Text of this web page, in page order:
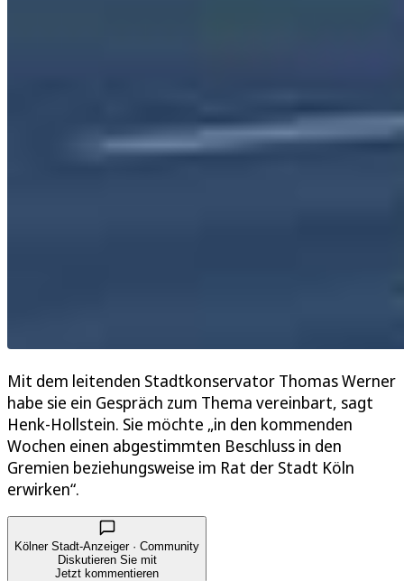
Mit dem leitenden Stadtkonservator Thomas Werner
habe sie ein Gespräch zum Thema vereinbart, sagt
Henk-Hollstein. Sie möchte „in den kommenden
Wochen einen abgestimmten Beschluss in den
Gremien beziehungsweise im Rat der Stadt Köln
erwirken“.
Kölner Stadt-Anzeiger · Community
Diskutieren Sie mit
Jetzt kommentieren